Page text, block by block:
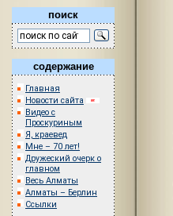
поиск
содержание
Главная
Новости сайта
Видео с
Проскуриным
Я, краевед
Мне – 70 лет!
Дружеский очерк о
главном
Весь Алматы
Алматы – Берлин
Ссылки